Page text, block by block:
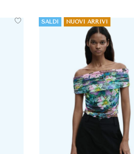
SALDI NUOVI ARRIVI